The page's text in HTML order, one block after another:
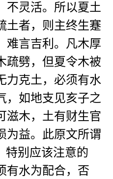
不灵活。所以夏土
土者，则主终生蹇
难言吉利。凡木厚
疏劈，但夏令木被
力克土，必须有水
，如地支见亥子之
滋木，土有财生官
为益。此原文所谓
特别应该注意的
有水为配合，否